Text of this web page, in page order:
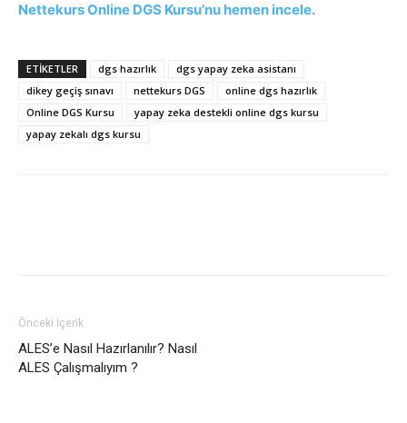
Nettekurs Online DGS Kursu’nu hemen incele.
ETIKETLER dgs hazırlık
dgs yapay zeka asistanı
dikey geçiş sınavı
nettekurs DGS
online dgs hazırlık
Online DGS Kursu
yapay zeka destekli online dgs kursu
yapay zekalı dgs kursu
Önceki İçerik
ALES’e Nasıl Hazırlanılır? Nasıl
ALES Çalışmalıyım ?